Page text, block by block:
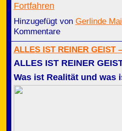
Fortfahren
Hinzugefügt von Gerlinde
Kommentare
ALLES IST REINER GEIST
ALLES IST REINER
Was ist Realität und was